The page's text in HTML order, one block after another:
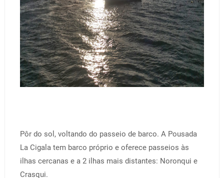
Pôr do sol, voltando do passeio de barco. A Pousada
La Cigala tem barco próprio e oferece passeios às
ilhas cercanas e a 2 ilhas mais distantes: Noronqui e
Crasqui.